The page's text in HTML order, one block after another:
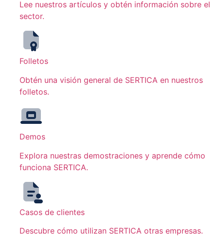
Lee nuestros artículos y obtén información sobre el
sector.
Folletos
Obtén una visión general de SERTICA en nuestros
folletos.
Demos
Explora nuestras demostraciones y aprende cómo
funciona SERTICA.
Casos de clientes
Descubre cómo utilizan SERTICA otras empresas.